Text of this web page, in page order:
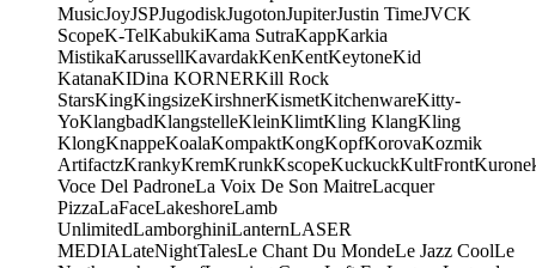
MusicJoyJSPJugodiskJugotonJupiterJustin TimeJVCK
ScopeK-TelKabukiKama SutraKappKarkia
MistikaKarussellKavardakKenKentKeytoneKid
KatanaKIDina KORNERKill Rock
StarsKingKingsizeKirshnerKismetKitchenwareKitty-
YoKlangbadKlangstelleKleinKlimtKling KlangKling
KlongKnappeKoalaKompaktKongKopfKorovaKozmik
ArtifactzKrankyKremKrunkKscopeKuckuckKultFront
Voce Del PadroneLa Voix De Son MaitreLacquer
PizzaLaFaceLakeshoreLamb
UnlimitedLamborghiniLanternLASER
MEDIALateNightTalesLe Chant Du MondeLe Jazz CoolLe